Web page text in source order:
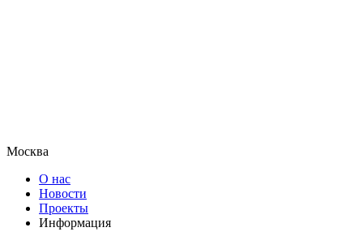
Москва
О нас
Новости
Проекты
Информация